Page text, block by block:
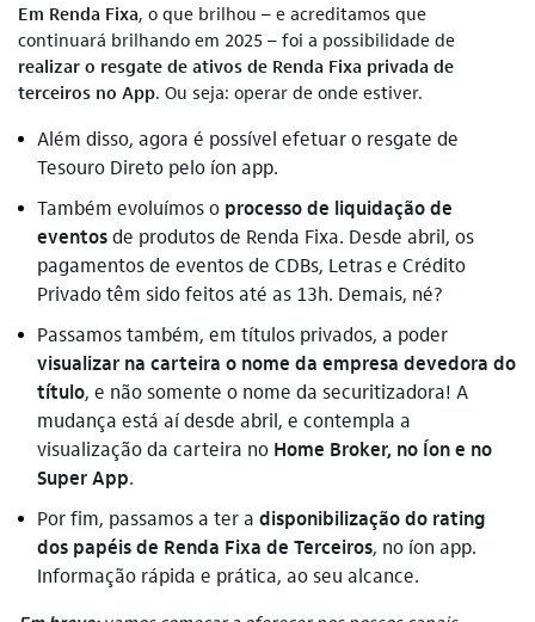
Em Renda Fixa, o que brilhou – e acreditamos que
continuará brilhando em 2025 – foi a possibilidade de
realizar o resgate de ativos de Renda Fixa privada de
terceiros no App. Ou seja: operar de onde estiver.
Além disso, agora é possível efetuar o resgate de
Tesouro Direto pelo íon app.
Também evoluímos o processo de liquidação de
eventosde produtos de Renda Fixa. Desde abril, os
pagamentos de eventos de CDBs, Letras e Crédito
Privado têm sido feitos até as 13h. Demais, né?
Passamos também, em títulos privados, a poder
visualizar na carteira o nome da empresa devedora do
título, e não somente o nome da securitizadora! A
mudança está aí desde abril, e contempla a
visualização da carteira no Home Broker, no Íon e no
Super App.
Por fim, passamos a ter a disponibilização do rating
dos papéis de Renda Fixa de Terceiros, no íon app.
Informação rápida e prática, ao seu alcance.